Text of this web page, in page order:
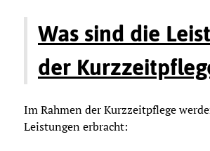
Was sind die
der
Im Rahmen der Kurzzeitpflege
Leistungen erbracht: